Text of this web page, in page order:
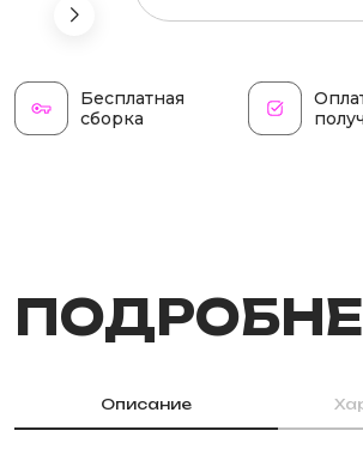
Бесплатная
сборка
Описание